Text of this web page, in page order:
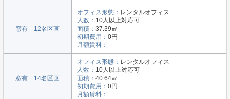
窓有 12名区画
オフィス形態： レンタルオフィス
人数： 10人以上対応可
面積： 37.39㎡
初期費用： 0円
月額賃料：
窓有 14名区画
オフィス形態： レンタルオフィス
人数： 10人以上対応可
面積： 40.64㎡
初期費用： 0円
月額賃料：